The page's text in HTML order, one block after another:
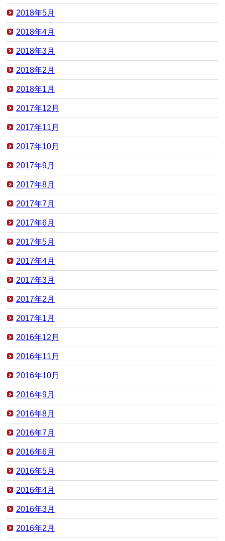
2018年5月
2018年4月
2018年3月
2018年2月
2018年1月
2017年12月
2017年11月
2017年10月
2017年9月
2017年8月
2017年7月
2017年6月
2017年5月
2017年4月
2017年3月
2017年2月
2017年1月
2016年12月
2016年11月
2016年10月
2016年9月
2016年8月
2016年7月
2016年6月
2016年5月
2016年4月
2016年3月
2016年2月